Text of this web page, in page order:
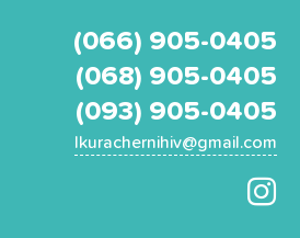
(066) 905-0405
(068) 905-0405
(093) 905-0405
Ikurachernihiv@gmail.com